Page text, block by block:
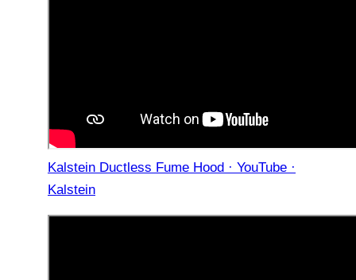
Kalstein Ductless Fume Hood · YouTube ·
Kalstein